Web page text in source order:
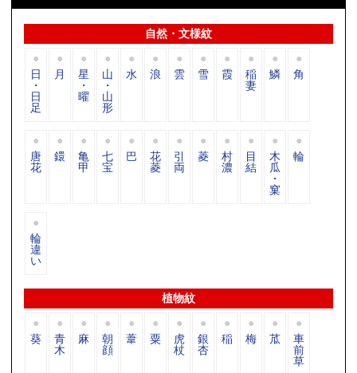
自然・文様紋
日
・
日
足
月 星
・
曜
山
・
山
形
水 浪 雲 雪 霞 稲
妻
鱗 角
唐
花
鐶 亀
甲
七
宝
巴 花
菱
引
両
菱 村
濃
目
結
木
瓜
・
窠
輪
輪
違
い
植物紋
葵 青
木
麻 朝
顔
葦 粟 虎
杖
銀
杏
稲 梅 苽 車
前
草